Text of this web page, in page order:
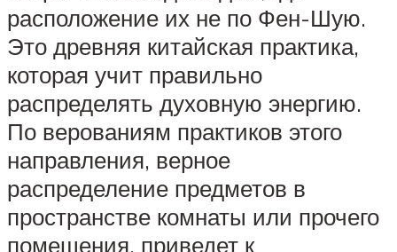
расположение их не по Фен-Шую.
Это древняя китайская практика,
которая учит правильно
распределять духовную энергию.
По верованиям практиков этого
направления, верное
распределение предметов в
пространстве комнаты или прочего
помещения, приведет к